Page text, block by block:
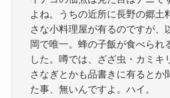
よね。うちの近所に長野の郷土
さな小料理屋が有るのですが、
岡で唯一。蜂の子飯が食べられ
した。噂では、ざざ虫・カミキ
さなぎとかも品書きに有るとか
た事、無いんですよ。ハイ。